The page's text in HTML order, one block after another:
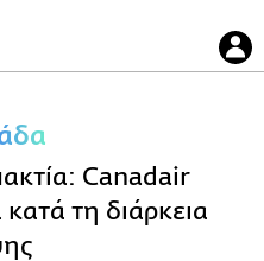
Canadair
τη διάρκεια